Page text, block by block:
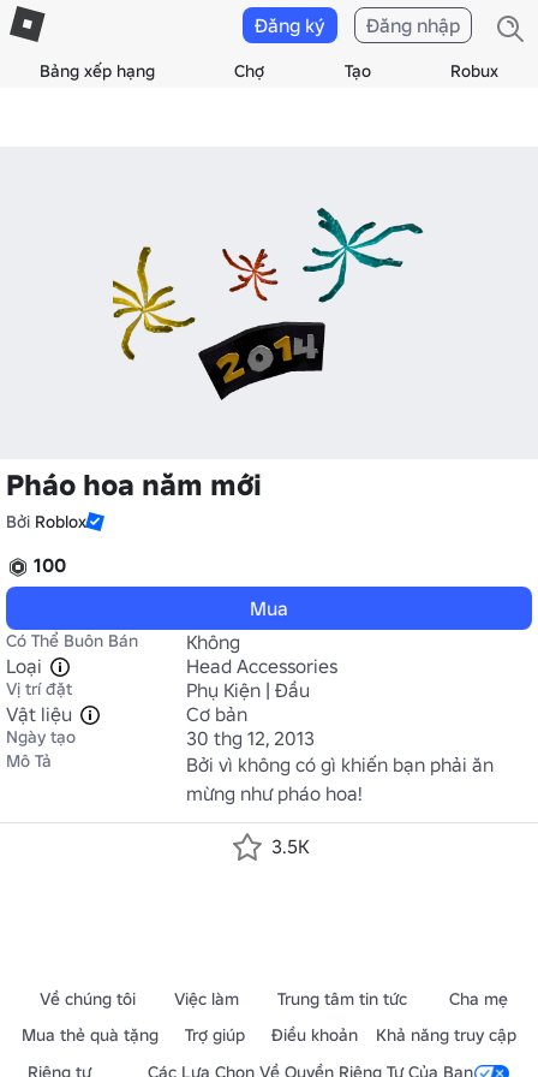
Bảng xếp hạng Chợ Tạo Robux
Đăng ký Đăng nhập
Pháo hoa năm mới
Bởi Roblox
100
Mua
Có Thể Buôn Bán
Không
Loại
Head Accessories
Vị trí đặt
Phụ Kiện | Đầu
Vật liệu
Cơ bản
Ngày tạo 30 thg 12, 2013
Mô Tả
Bởi vì không có gì khiến bạn phải ăn
mừng như pháo hoa!
3.5K
Về chúng tôi Việc làm Trung tâm tin tức
Cha mẹ
Mua thẻ quà tặng
Trợ giúp Điều khoản
Khả năng truy cập
Riêng tư
Các Lựa Chọn Về Quyền Riêng Tư Của Bạn